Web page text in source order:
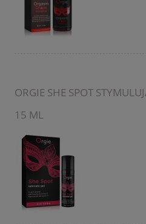
ORGIE SHE SPOT
15 ML